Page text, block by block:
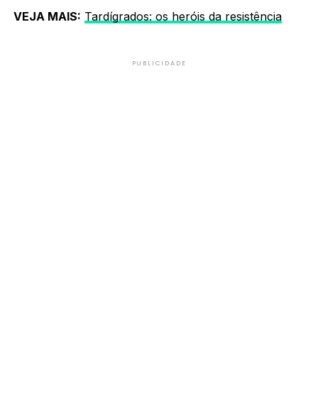
VEJA MAIS: Tardígrados: os heróis da resistência
PUBLICIDADE